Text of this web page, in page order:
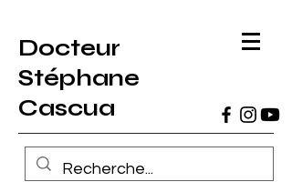
Docteur
Stéphane
Cascua